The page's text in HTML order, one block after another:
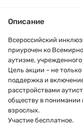
Описание
Всероссийский
приурочен ко
аутизме,
Цель акции – не
поддержка и
расстройствами
обществу в понимании
взрослых.
Участие бесплатное.